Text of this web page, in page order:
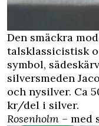
Den smäckra
talsklassicistisk
symbol,
silversmeden
och nysilver. Ca
kr/del i silver.
Rosenholm – med